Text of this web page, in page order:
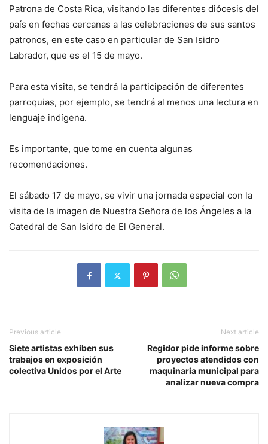
Patrona de Costa Rica, visitando las diferentes diócesis del
país en fechas cercanas a las celebraciones de sus santos
patronos, en este caso en particular de San Isidro
Labrador, que es el 15 de mayo.
Para esta visita, se tendrá la participación de diferentes
parroquias, por ejemplo, se tendrá al menos una lectura en
lenguaje indígena.
Es importante, que tome en cuenta algunas
recomendaciones.
El sábado 17 de mayo, se vivir una jornada especial con la
visita de la imagen de Nuestra Señora de los Ángeles a la
Catedral de San Isidro de El General.
Previous article
Siete artistas exhiben sus
trabajos en exposición
colectiva Unidos por el Arte
Next article
Regidor pide informe sobre
proyectos atendidos con
maquinaria municipal para
analizar nueva compra